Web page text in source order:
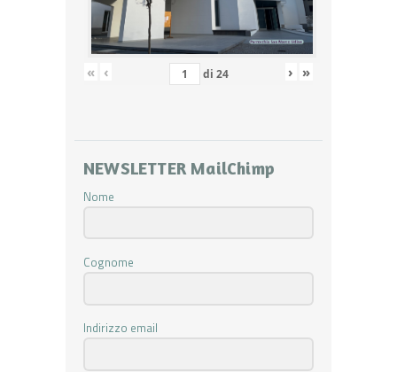
« ‹ di 24 › »
NEWSLETTER MailChimp
Nome
Cognome
Indirizzo email